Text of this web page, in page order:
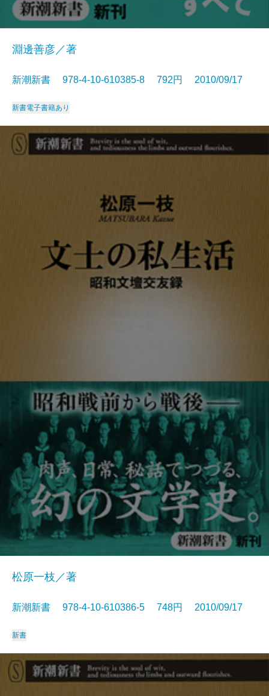
淵邊善彦／著
新潮新書 978-4-10-610385-8 792円 2010/09/17
新書電子書籍あり
松原一枝／著
新潮新書 978-4-10-610386-5 748円 2010/09/17
新書